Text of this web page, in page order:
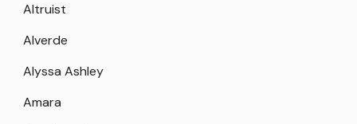
Altruist
Alverde
Alyssa Ashley
Amara